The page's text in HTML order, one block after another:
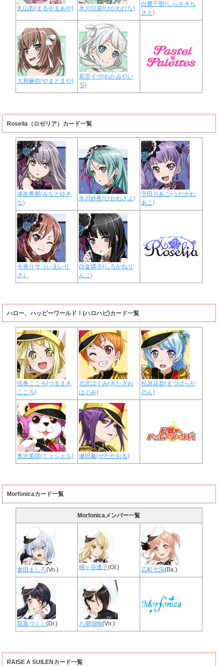
丸山彩(まるやまあや) 氷川日菜(ひかわひな)
白鷺千聖(しらさぎち
さと)
大和麻弥(やまとまや)
若宮イヴ(わかみやい
ゔ)
Roselia（ロゼリア）カード一覧
湊友希那(みなとゆき
な)
氷川紗夜(ひかわさよ)
宇田川あこ(うだがわ
あこ)
今井リサ（いまいり
さ）
白金燐子(しろかねり
んこ)
ハロー、ハッピーワールド！(ハロハピ)カード一覧
弦巻こころ(つるまき
こころ)
北沢はぐみ(きたざわ
はぐみ)
松原花音(まつばらか
のん)
奥沢美咲(ミッシェル) 瀬田薫(せたかおる)
Morfonicaカード一覧
Morfonicaメンバー一覧
倉田ましろ(Vo.) 桐ヶ谷透子(Gt.) 広町七深(Ba.)
双葉つくし(Dr.) 八潮瑠唯(Vn.)
RAISE A SUILENカード一覧